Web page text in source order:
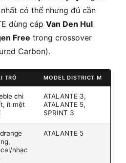
có thể nhưng đủ cần
dùng cáp Van Den Hul
Free trong crossover
Carbon).
TRÒ MODEL DISTRICT M
chi
ít mệt
ATALANTE 3,
ATALANTE 5,
SPRINT 3
nhạc
ATALANTE 5